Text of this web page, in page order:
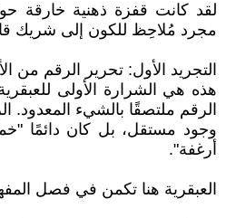
لقد كانت قفزة ذهنية خارقة
مجرد مُلاحِظ للكون إلى شريك
التجريد الأول: تحرير الرقم من
هذه هي الشرارة الأولى
الرقم ملتصقًا بالشيء
وجود مستقل، بل كان دائمًا
أرغفة".
العبقرية هنا تكمن في فصل